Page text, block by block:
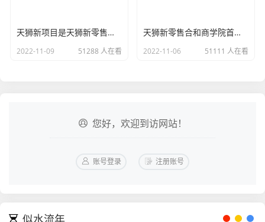
天狮新项目是天狮新零售，天狮新零售带你开启日薪时代!
2022-11-09 51288 人在看
天狮新零售合和商学院首届讲师特训营-超越自我 成就巅峰
2022-11-06 51111 人在看
您好，欢迎到访网站！
账号登录 注册账号
似水流年